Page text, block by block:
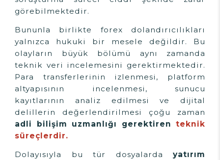
görebilmektedir.
Bununla birlikte forex dolandırıcılıkları
yalnızca hukuki bir mesele değildir. Bu
olayların büyük bölümü aynı zamanda
teknik veri incelemesini gerektirmektedir.
Para transferlerinin izlenmesi, platform
altyapısının incelenmesi, sunucu
kayıtlarının analiz edilmesi ve dijital
delillerin değerlendirilmesi çoğu zaman
adli bilişim uzmanlığı gerektiren teknik
süreçlerdir.
Dolayısıyla bu tür dosyalarda yatırım